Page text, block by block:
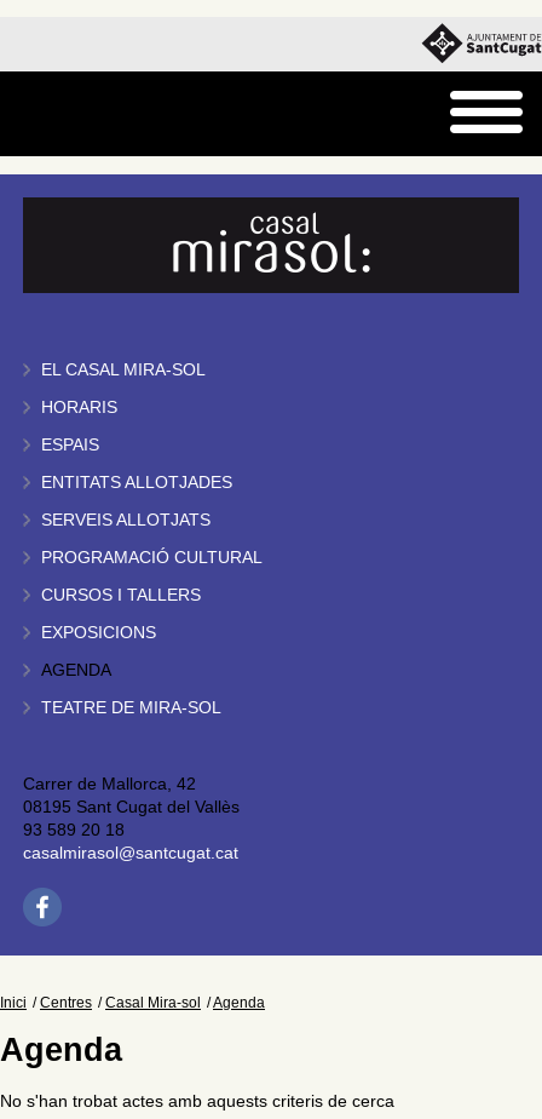
EL CASAL MIRA-SOL
HORARIS
ESPAIS
ENTITATS ALLOTJADES
SERVEIS ALLOTJATS
PROGRAMACIÓ CULTURAL
CURSOS I TALLERS
EXPOSICIONS
AGENDA
TEATRE DE MIRA-SOL
Carrer de Mallorca, 42
08195 Sant Cugat del Vallès
93 589 20 18
casalmirasol@santcugat.cat
Inici Centres Casal Mira-sol Agenda
Agenda
No s'han trobat actes amb aquests criteris de cerca